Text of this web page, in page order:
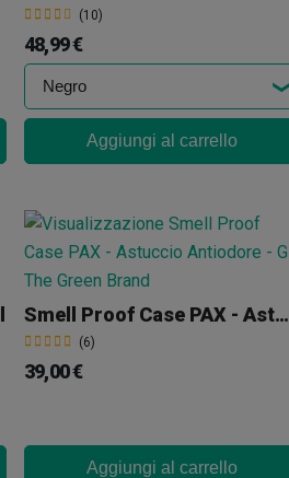
(10)
48,99 €
Aggiungi al carrello
Smell Proof Case PAX - Astuccio Antiodore
(6)
39,00 €
Aggiungi al carrello